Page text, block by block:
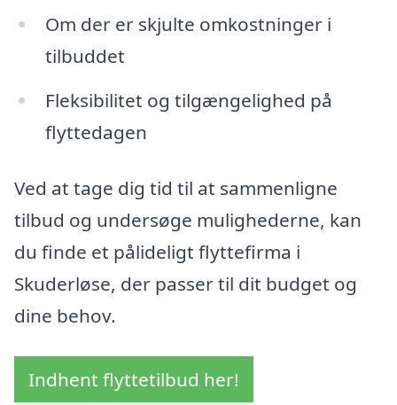
Om der er skjulte omkostninger i
tilbuddet
Fleksibilitet og tilgængelighed på
flyttedagen
Ved at tage dig tid til at sammenligne
tilbud og undersøge mulighederne, kan
du finde et pålideligt flyttefirma i
Skuderløse, der passer til dit budget og
dine behov.
Indhent flyttetilbud her!